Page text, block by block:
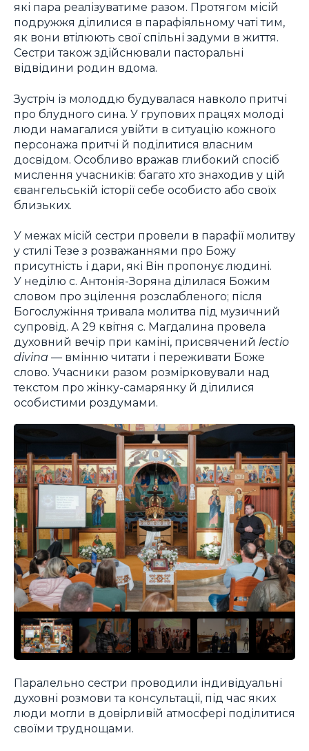
які пара реалізуватиме разом. Протягом місій
подружжя ділилися в парафіяльному чаті тим,
як вони втілюють свої спільні задуми в життя.
Сестри також здійснювали пасторальні
відвідини родин вдома.
Зустріч із молоддю будувалася навколо притчі
про блудного сина. У групових працях молоді
люди намагалися увійти в ситуацію кожного
персонажа притчі й поділитися власним
досвідом. Особливо вражав глибокий спосіб
мислення учасників: багато хто знаходив у цій
євангельській історії себе особисто або своїх
близьких.
У межах місій сестри провели в парафії молитву
у стилі Тезе з розважаннями про Божу
присутність і дари, які Він пропонує людині.
У неділю с. Антонія-Зоряна ділилася Божим
словом про зцілення розслабленого; після
Богослужіння тривала молитва під музичний
супровід. А 29 квітня с. Магдалина провела
духовний вечір при каміні, присвячений lectio
divina — вмінню читати і переживати Боже
слово. Учасники разом розмірковували над
текстом про жінку-самарянку й ділилися
особистими роздумами.
Паралельно сестри проводили індивідуальні
духовні розмови та консультації, під час яких
люди могли в довірливій атмосфері поділитися
своїми труднощами.